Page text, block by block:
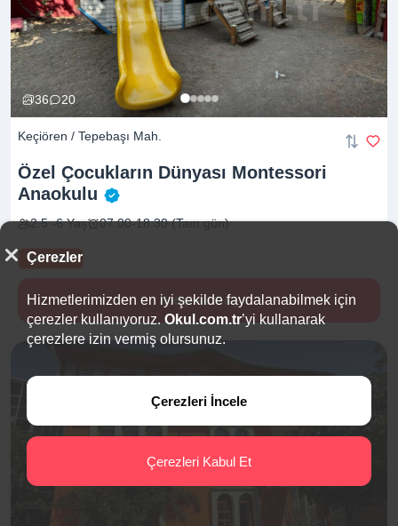
36 20
Keçiören / Tepebaşı Mah.
Özel Çocukların Dünyası Montessori
Anaokulu
2.5 -6 Yaş 07:00-18:30 (Tam gün)
Yaz Okulu
İletişime Geç
Çerezler
Hizmetlerimizden en iyi şekilde faydalanabilmek için
çerezler kullanıyoruz. Okul.com.tr’yi kullanarak
çerezlere izin vermiş olursunuz.
Çerezleri İncele
Çerezleri Kabul Et